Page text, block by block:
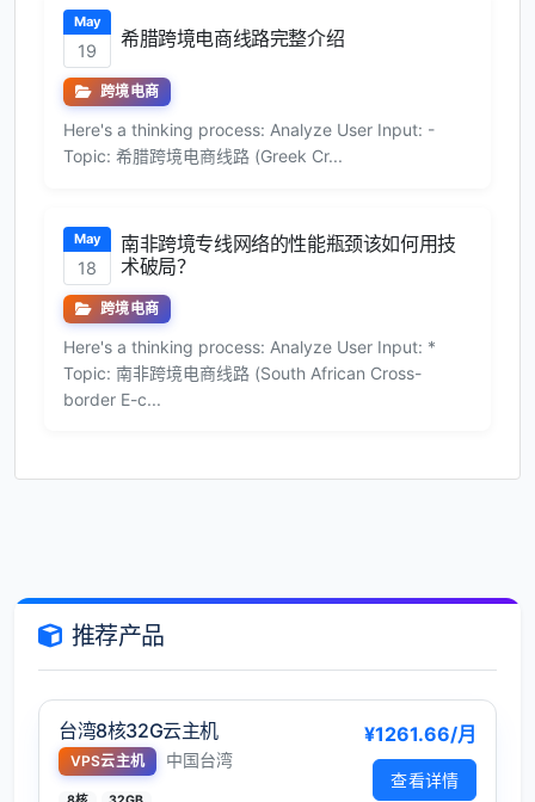
May
19
希腊跨境电商线路完整介绍
跨境电商
Here's a thinking process: Analyze User Input: -
Topic: 希腊跨境电商线路 (Greek Cr...
May
18
南非跨境专线网络的性能瓶颈该如何用技
术破局？
跨境电商
Here's a thinking process: Analyze User Input: *
Topic: 南非跨境电商线路 (South African Cross-
border E-c...
推荐产品
台湾8核32G云主机
VPS云主机 中国台湾
¥1261.66/月
查看详情